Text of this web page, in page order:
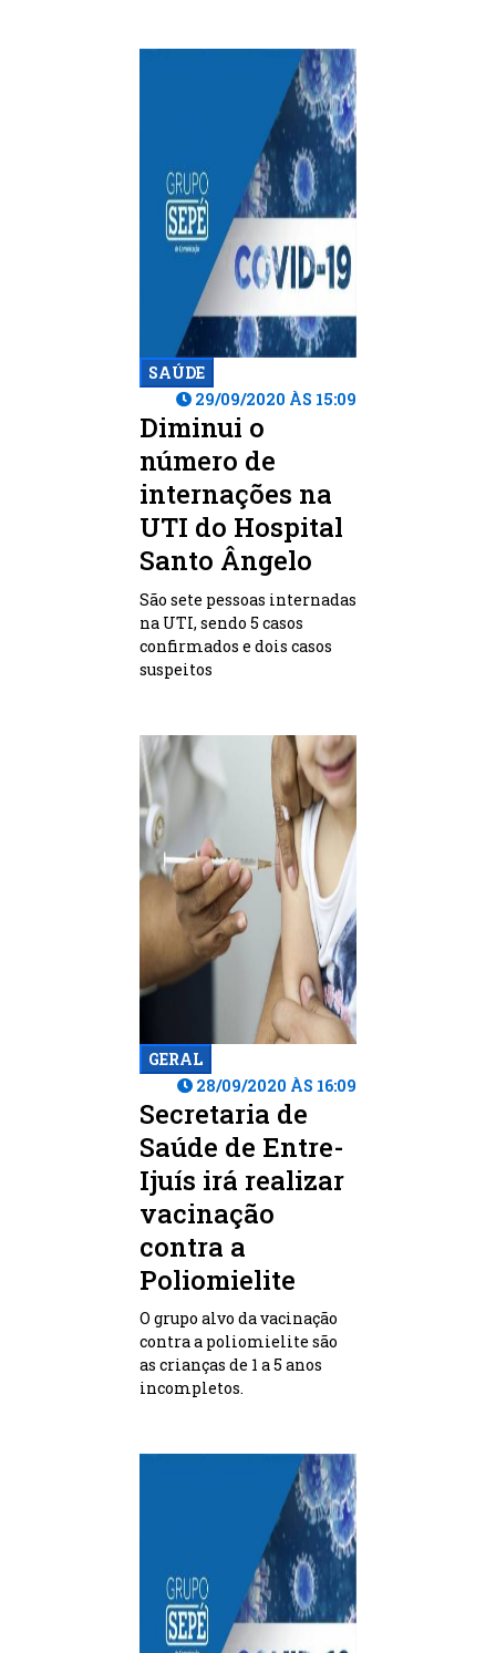
SAÚDE
29/09/2020 ÀS 15:09
Diminui o
número de
internações na
UTI do Hospital
Santo Ângelo
São sete pessoas internadas
na UTI, sendo 5 casos
confirmados e dois casos
suspeitos
GERAL
28/09/2020 ÀS 16:09
Secretaria de
Saúde de Entre-
Ijuís irá realizar
vacinação
contra a
Poliomielite
O grupo alvo da vacinação
contra a poliomielite são
as crianças de 1 a 5 anos
incompletos.